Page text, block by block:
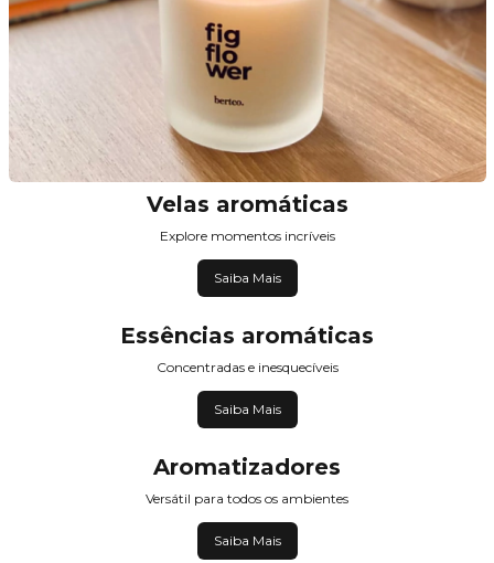
Velas aromáticas
Explore momentos incríveis
Saiba Mais
Essências aromáticas
Concentradas e inesquecíveis
Saiba Mais
Aromatizadores
Versátil para todos os ambientes
Saiba Mais